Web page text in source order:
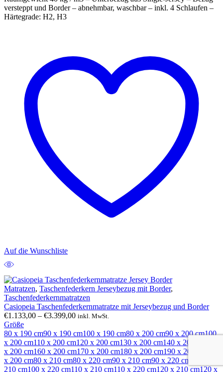
versteppt und Border – abnehmbar, waschbar – inkl. 4 Schlaufen –
Härtegrade: H2, H3
Auf die Wunschliste
Matratzen, Taschenfederkern Jerseybezug mit Border,
Taschenfederkernmatratzen
Casiopeia Taschenfederkernmatratze mit Jerseybezug und Border
€1.133,00 – €3.399,00Preisspanne:
bis
€3.399,00
inkl. MwSt.
Größe
80 x 190 cm90 x 190 cm100 x 190 cm80 x 200 cm90 x 200 cm100
x 200 cm110 x 200 cm120 x 200 cm130 x 200 cm140 x 200 cm
x 200 cm160 x 200 cm170 x 200 cm180 x 200 cm190 x 200 cm
x 200 cm80 x 210 cm80 x 220 cm90 x 210 cm90 x 220 cm
210 cm100 x 220 cm110 x 210 cm110 x 220 cm120 x 210 cm120 x